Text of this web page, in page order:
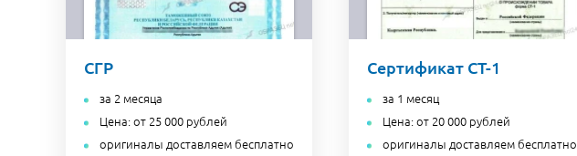
СГР
за 2 месяца
Цена: от 25 000 рублей
оригиналы доставляем бесплатно
Сертификат СТ-1
за 1 месяц
Цена: от 20 000 рублей
оригиналы доставляем бесплатно